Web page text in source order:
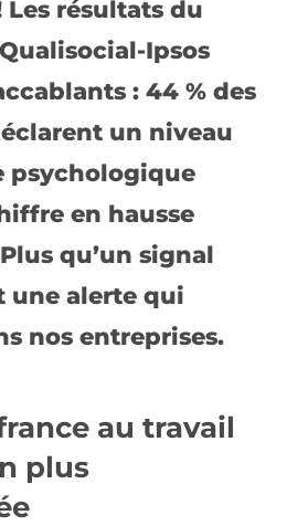
Les résultats du
Ipsos
: 44 % des
un niveau
psychologique
en hausse
qu’un signal
une alerte qui
nos entreprises.
au travail
plus